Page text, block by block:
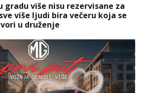
gradu više nisu rezervisane za
više ljudi bira večeru koja se
u druženje